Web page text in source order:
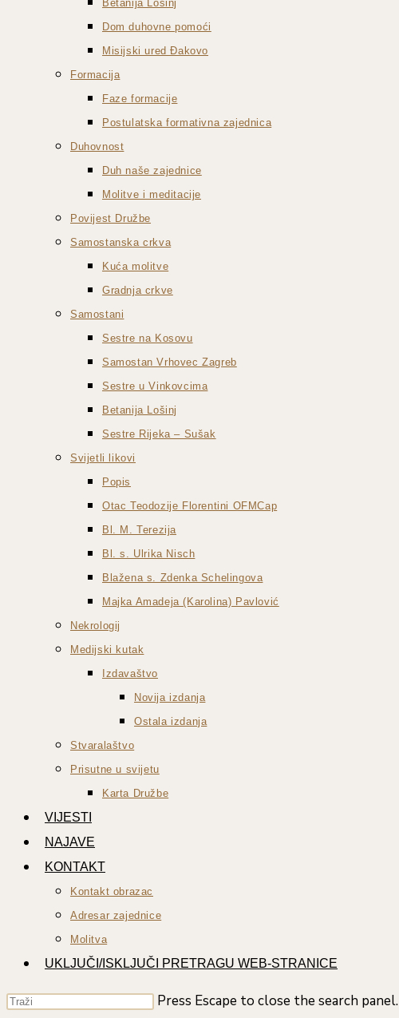
Betanija Lošinj
Dom duhovne pomoći
Misijski ured Đakovo
Formacija
Faze formacije
Postulatska formativna zajednica
Duhovnost
Duh naše zajednice
Molitve i meditacije
Povijest Družbe
Samostanska crkva
Kuća molitve
Gradnja crkve
Samostani
Sestre na Kosovu
Samostan Vrhovec Zagreb
Sestre u Vinkovcima
Betanija Lošinj
Sestre Rijeka – Sušak
Svijetli likovi
Popis
Otac Teodozije Florentini OFMCap
Bl. M. Terezija
Bl. s. Ulrika Nisch
Blažena s. Zdenka Schelingova
Majka Amadeja (Karolina) Pavlović
Nekrologij
Medijski kutak
Izdavaštvo
Novija izdanja
Ostala izdanja
Stvaralaštvo
Prisutne u svijetu
Karta Družbe
VIJESTI
NAJAVE
KONTAKT
Kontakt obrazac
Adresar zajednice
Molitva
UKLJUČI/ISKLJUČI PRETRAGU WEB-STRANICE
Press Escape to close the search panel.